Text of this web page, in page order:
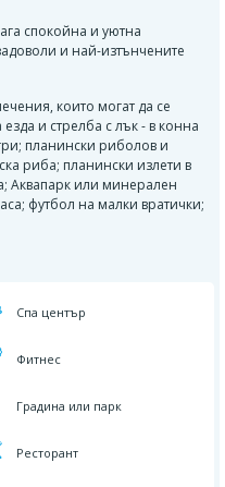
спокойна и уютна
и най-изтънчените
които могат да се
и стрелба с лък - в конна
планински риболов и
риба; планински излети в
Аквапарк или минерален
футбол на малки вратички;
Спа център
Фитнес
Градина или парк
Ресторант